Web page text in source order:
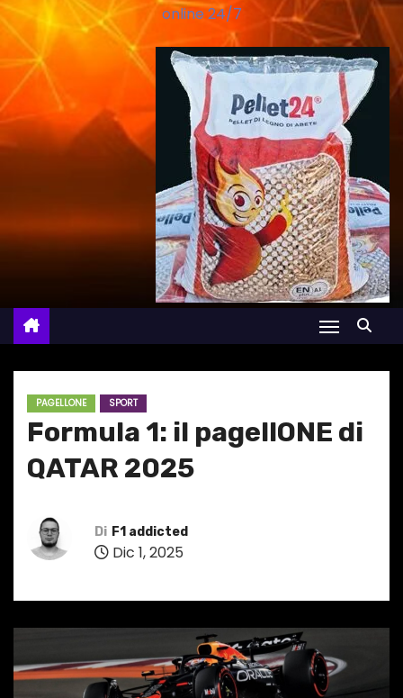
online 24/7
PAGELLONE SPORT
Formula 1: il pagellONE di
QATAR 2025
Di F1 addicted
Dic 1, 2025